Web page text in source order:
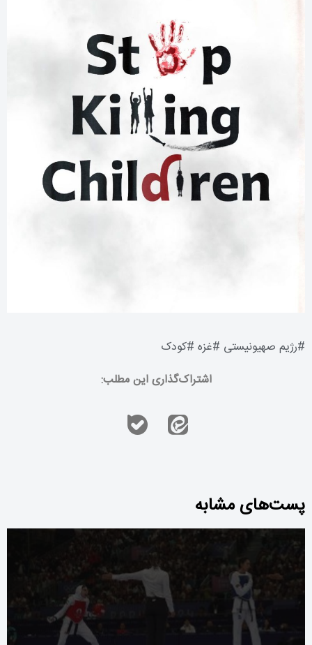
#رژیم صهیونیستی #غزه #کودک
اشتراک‌گذاری این مطلب:
پست‌های مشابه